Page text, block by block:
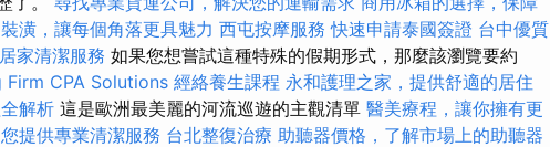
潢，讓每個角落更具魅力 西屯按摩服務快速申請泰國簽證 台中優質
家清潔服務 如果您想嘗試這種特殊的假期形式，那麼該瀏覽要約
CPA Solutions 經絡養生課程 永和護理之家，提供舒適的居住
解析 這是歐洲最美麗的河流巡遊的主觀清單 醫美療程，讓你擁有更
提供專業清潔服務 台北整復治療 助聽器價格，了解市場上的助聽器